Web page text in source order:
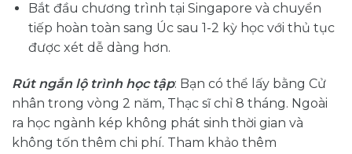
Bắt đầu chương trình tại Singapore và chuyển
tiếp hoàn toàn sang Úc sau 1-2 kỳ học với thủ tục
được xét dễ dàng hơn.
Rút ngắn lộ trình học tập: Bạn có thể lấy bằng Cử
nhân trong vòng 2 năm, Thạc sĩ chỉ 8 tháng. Ngoài
ra học ngành kép không phát sinh thời gian và
không tốn thêm chi phí. Tham khảo thêm